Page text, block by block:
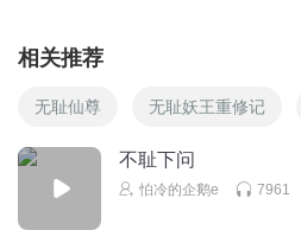
相关推荐
无耻仙尊 无耻妖王重修记
不耻下问
怕冷的企鹅e 7961